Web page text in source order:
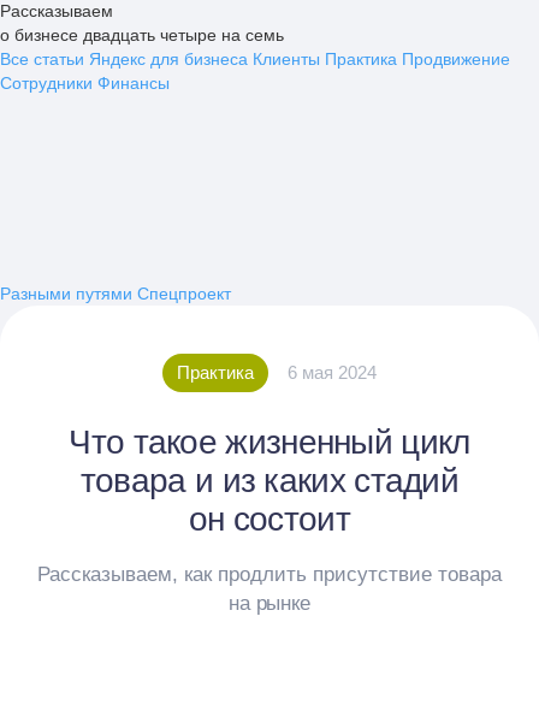
Рассказываем
о бизнесе двадцать четыре на семь
Все статьи Яндекс для бизнеса Клиенты Практика Продвижение
Сотрудники Финансы
Разными путями Спецпроект
Практика 6 мая 2024
Что такое жизненный цикл
товара и из каких стадий
он состоит
Рассказываем, как продлить присутствие товара
на рынке